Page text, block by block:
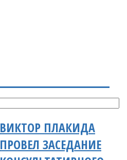
ВИКТОР ПЛАКИДА
ПРОВЕЛ ЗАСЕДАНИЕ